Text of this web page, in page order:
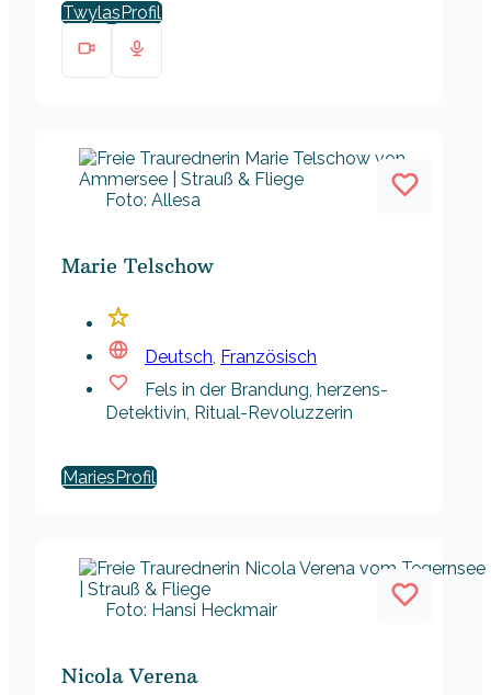
Twylas
Foto: Allesa
Marie Telschow
Deutsch, Französisch
Fels in der Brandung, herzens-
Detektivin, Ritual-Revoluzzerin
Maries
Foto: Hansi Heckmair
Nicola Verena